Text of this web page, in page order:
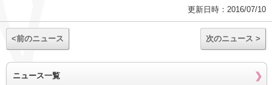
更新日時：2016/07/10
<前のニュース 次のニュース >
ニュース一覧